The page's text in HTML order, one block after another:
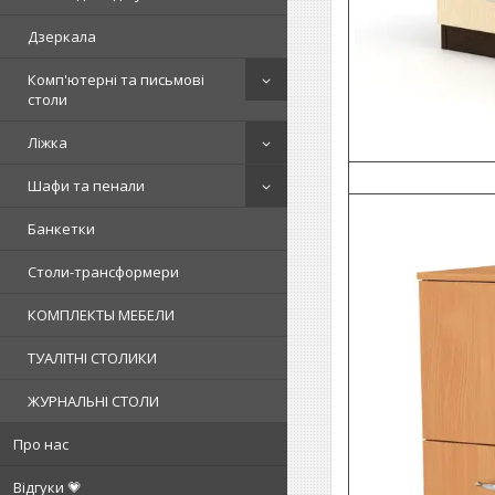
Дзеркала
Комп'ютерні та письмові
столи
Ліжка
Шафи та пенали
Банкетки
Столи-трансформери
КОМПЛЕКТЫ МЕБЕЛИ
ТУАЛІТНІ СТОЛИКИ
ЖУРНАЛЬНІ СТОЛИ
Про нас
Відгуки 💗